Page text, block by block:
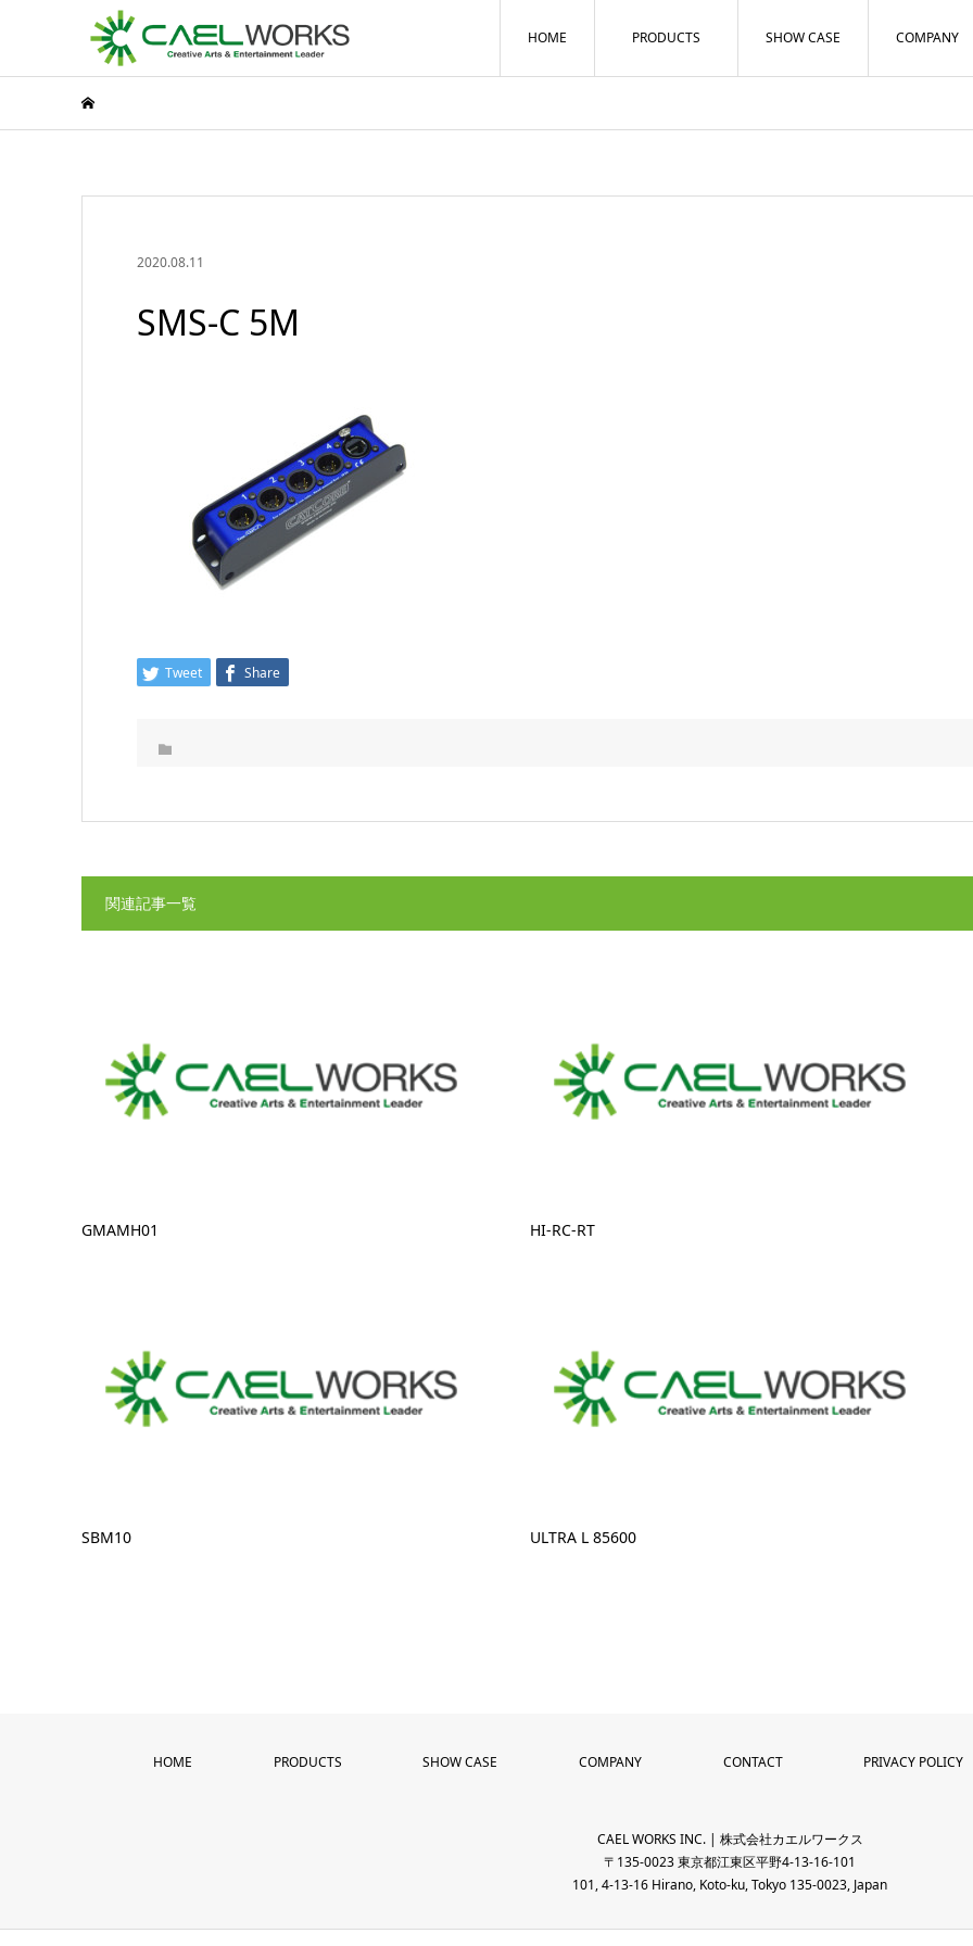
HOME PRODUCTS SHOW CASE COMPANY
2020.08.11
SMS-C 5M
Tweet Share
関連記事一覧
GMAMH01 HI-RC-RT
SBM10 ULTRA L 85600
HOME PRODUCTS SHOW CASE COMPANY CONTACT PRIVACY POLICY
CAEL WORKS INC. | 株式会社カエルワークス
〒135-0023 東京都江東区平野4-13-16-101
101, 4-13-16 Hirano, Koto-ku, Tokyo 135-0023, Japan